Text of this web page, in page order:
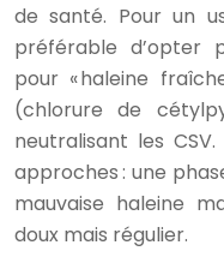
de santé. Pour un
préférable d’opter
pour « haleine
(chlorure de
neutralisant les
approches : une
mauvaise haleine
doux mais régulier.